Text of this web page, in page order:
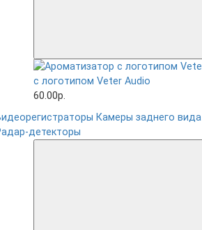
с логотипом Veter Audio
60.00р.
Камеры заднего вида
детекторы